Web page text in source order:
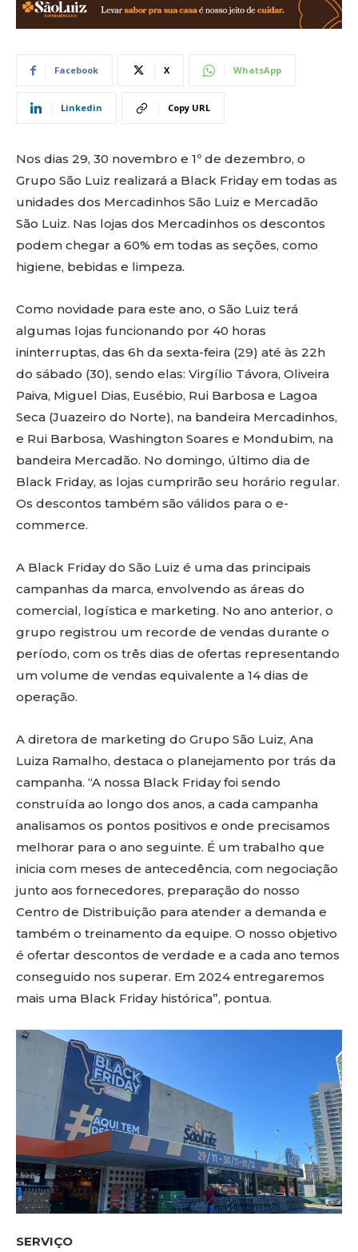
Facebook X WhatsApp
Linkedin Copy URL
Nos dias 29, 30 novembro e 1º de dezembro, o
Grupo São Luiz realizará a Black Friday em todas as
unidades dos Mercadinhos São Luiz e Mercadão
São Luiz. Nas lojas dos Mercadinhos os descontos
podem chegar a 60% em todas as seções, como
higiene, bebidas e limpeza.
Como novidade para este ano, o São Luiz terá
algumas lojas funcionando por 40 horas
ininterruptas, das 6h da sexta-feira (29) até às 22h
do sábado (30), sendo elas: Virgílio Távora, Oliveira
Paiva, Miguel Dias, Eusébio, Rui Barbosa e Lagoa
Seca (Juazeiro do Norte), na bandeira Mercadinhos,
e Rui Barbosa, Washington Soares e Mondubim, na
bandeira Mercadão. No domingo, último dia de
Black Friday, as lojas cumprirão seu horário regular.
Os descontos também são válidos para o e-
commerce.
A Black Friday do São Luiz é uma das principais
campanhas da marca, envolvendo as áreas do
comercial, logística e marketing. No ano anterior, o
grupo registrou um recorde de vendas durante o
período, com os três dias de ofertas representando
um volume de vendas equivalente a 14 dias de
operação.
A diretora de marketing do Grupo São Luiz, Ana
Luiza Ramalho, destaca o planejamento por trás da
campanha. “A nossa Black Friday foi sendo
construída ao longo dos anos, a cada campanha
analisamos os pontos positivos e onde precisamos
melhorar para o ano seguinte. É um trabalho que
inicia com meses de antecedência, com negociação
junto aos fornecedores, preparação do nosso
Centro de Distribuição para atender a demanda e
também o treinamento da equipe. O nosso objetivo
é ofertar descontos de verdade e a cada ano temos
conseguido nos superar. Em 2024 entregaremos
mais uma Black Friday histórica”, pontua.
SERVIÇO